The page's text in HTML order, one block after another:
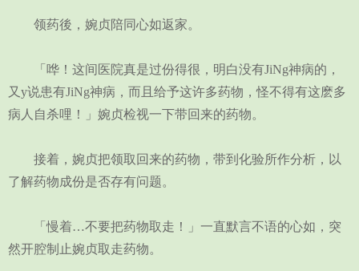
领药後，婉贞陪同心如返家。
「哗！这间医院真是过份得很，明白没有JiNg神病的，
又y说患有JiNg神病，而且给予这许多药物，怪不得有这麽多
病人自杀哩！」婉贞检视一下带回来的药物。
接着，婉贞把领取回来的药物，带到化验所作分析，以
了解药物成份是否存有问题。
「慢着…不要把药物取走！」一直默言不语的心如，突
然开腔制止婉贞取走药物。